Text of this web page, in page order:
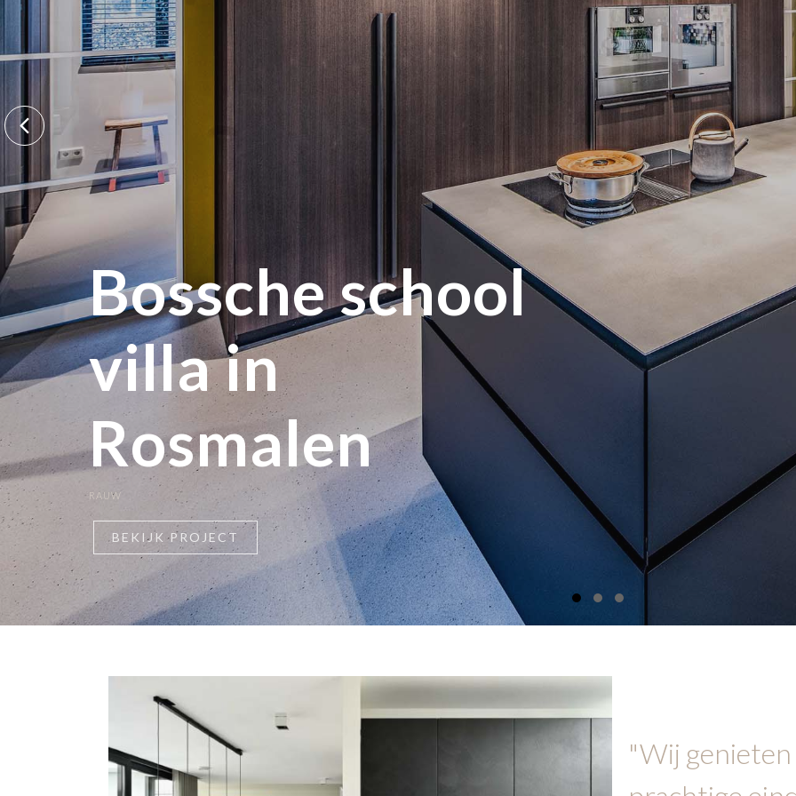
Bossche school
villa in
Rosmalen
RAUW
BEKIJK PROJECT
Previous
"Wij